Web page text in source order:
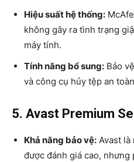
Hiệu suất hệ thống:
không gây ra tình trạng
máy tính.
Tính năng bổ sung: Bảo
và công cụ hủy tệp an
5. Avast Premium
Khả năng bảo vệ: Avast là
được đánh giá cao,